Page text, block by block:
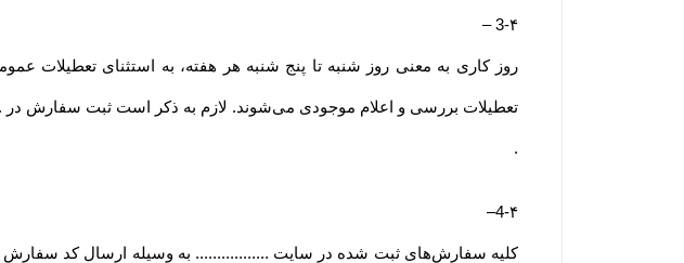
3-۴–
روز کاری به معنی روز شنبه تا پنج شنبه هر هفته، به استثنای
تعطیلات بررسی و اعلام موجودی می‌‏شوند. لازم به ذکر است ثبت سفارش در
.
4-۴–
کلیه سفارش‌‏های ثبت شده در سایت ................. به وسیله ارسال کد سفارش